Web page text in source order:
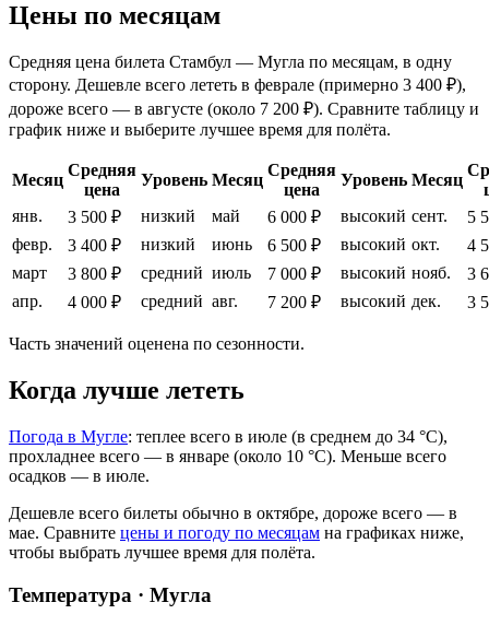
Цены по месяцам
Средняя цена билета Стамбул — Мугла по месяцам, в одну
сторону. Дешевле всего лететь в феврале (примерно 3 400 ₽),
дороже всего — в августе (около 7 200 ₽). Сравните таблицу и
график ниже и выберите лучшее время для полёта.
Месяц
Средняя
цена
Уровень Месяц
Средняя
цена
Уровень Месяц
янв.
3 500 ₽ низкий май 6 000 ₽ высокий сент.
5
февр.
3 400 ₽ низкий июнь 6 500 ₽ высокий окт.
4
март
3 800 ₽ средний июль 7 000 ₽ высокий нояб.
3
апр.
4 000 ₽ средний авг. 7 200 ₽ высокий дек. 3
Часть значений оценена по сезонности.
Когда лучше лететь
Погода в Мугле: теплее всего в июле (в среднем до 34 °C),
прохладнее всего — в январе (около 10 °C). Меньше всего
осадков — в июле.
Дешевле всего билеты обычно в октябре, дороже всего — в
мае. Сравните цены и погоду по месяцам на графиках ниже,
чтобы выбрать лучшее время для полёта.
Температура · Мугла